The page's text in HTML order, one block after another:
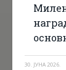
30. ЈУНА 2026.